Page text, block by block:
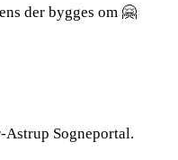
der bygges om 🤗
Sogneportal.